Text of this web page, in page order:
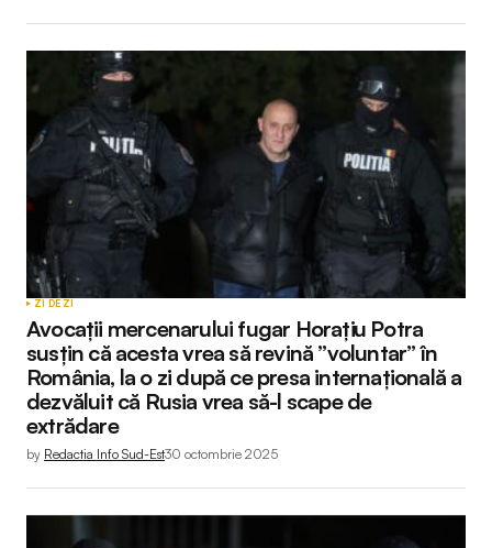
ZI DE ZI
Avocații mercenarului fugar Horațiu Potra
susțin că acesta vrea să revină ”voluntar” în
România, la o zi după ce presa internațională a
dezvăluit că Rusia vrea să-l scape de
extrădare
by Redactia Info Sud-Est30 octombrie 2025